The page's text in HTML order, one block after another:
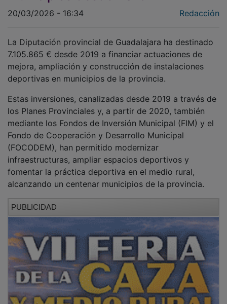
20/03/2026 - 16:34
7.105.865 € desde 2019 a financiar actuaciones de
mejora, ampliación y construcción de instalaciones
deportivas en municipios de la provincia.
los Planes Provinciales y, a partir de 2020, también
mediante los Fondos de Inversión Municipal (FIM) y el
Fondo de Cooperación y Desarrollo Municipal
(FOCODEM), han permitido modernizar
infraestructuras, ampliar espacios deportivos y
fomentar la práctica deportiva en el medio rural,
alcanzando un centenar municipios de la provincia.